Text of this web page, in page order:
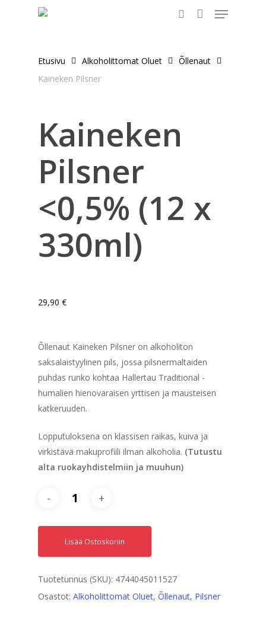
Menu
Etusivu Alkoholittomat Oluet
Õllenaut
Kaineken Pilsner
Kaineken
Pilsner
<0,5% (12 x
330ml)
29,90 €
Õllenaut Kaineken Pilsner on alkoholiton
saksalaistyylinen pils, jossa pilsnermaltaiden
puhdas runko kohtaa Hallertau Traditional -
humalien hienovaraisen yrttisen ja mausteisen
katkeruuden.
Lopputuloksena on klassisen raikas, kuiva ja
virkistävä makuprofiili ilman alkoholia. (Tutustu
alta ruokayhdistelmiin ja muuhun)
Lisää Ostoskoriin
Tuotetunnus (SKU): 4744045011527
Osastot: Alkoholittomat Oluet, Õllenaut, Pilsner